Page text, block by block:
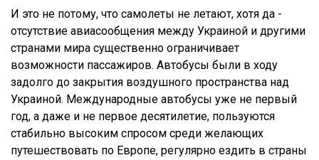
И это не потому, что самолеты не летают, хотя да -
отсутствие авиасообщения между Украиной и другими
странами мира существенно ограничивает
возможности пассажиров. Автобусы были в ходу
задолго до закрытия воздушного пространства над
Украиной. Международные автобусы уже не первый
год, а даже и не первое десятилетие, пользуются
стабильно высоким спросом среди желающих
путешествовать по Европе, регулярно ездить в страны